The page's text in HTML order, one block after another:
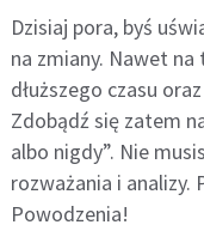
Dzisiaj pora, byś
na zmiany. Nawet
dłuższego czasu
Zdobądź się zatem
albo nigdy”. Nie
rozważania i analizy.
Powodzenia!